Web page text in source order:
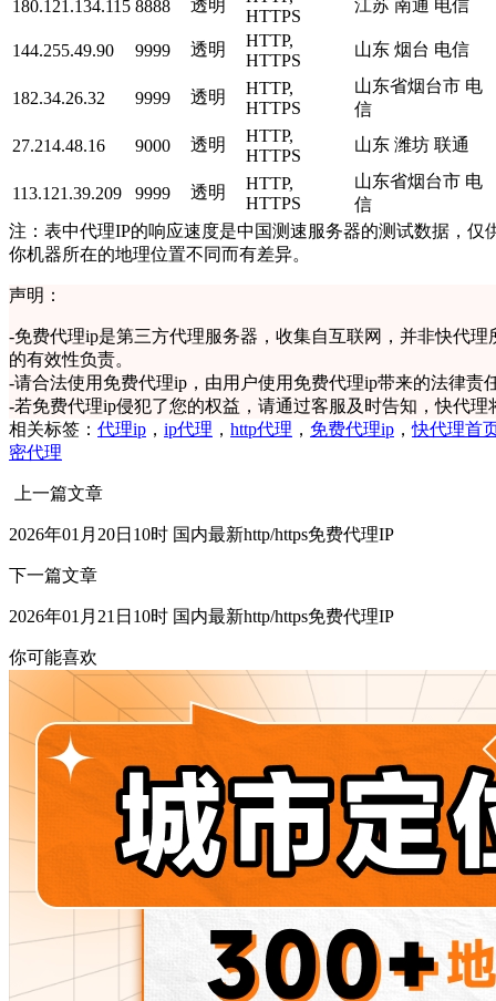
180.121.134.115 8888 透明
HTTPS
江苏 南通 电信
144.255.49.90 9999 透明
HTTP,
HTTPS
山东 烟台 电信
182.34.26.32 9999 透明
HTTP,
HTTPS
山东省烟台市 电
信
27.214.48.16
9000 透明
HTTP,
HTTPS
山东 潍坊 联通
113.121.39.209 9999 透明
HTTP,
HTTPS
山东省烟台市 电
信
注：表中代理IP的响应速度是中国测速服务器的测试数据，仅
你机器所在的地理位置不同而有差异。
声明：
-免费代理ip是第三方代理服务器，收集自互联网，并非快代
的有效性负责。
-请合法使用免费代理ip，由用户使用免费代理ip带来的法律责
-若免费代理ip侵犯了您的权益，请通过客服及时告知，快代理
相关标签： 代理ip ， ip代理 ， http代理 ， 免费代理ip ，快代理首
密代理
上一篇文章
2026年01月20日10时 国内最新http/https免费代理IP
下一篇文章
2026年01月21日10时 国内最新http/https免费代理IP
你可能喜欢